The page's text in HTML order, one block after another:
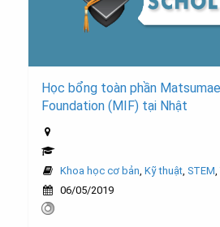
Học bổng toàn phần
Foundation (MIF) tại Nhật
Khoa học cơ bản, Kỹ thuật, STEM,
06/05/2019